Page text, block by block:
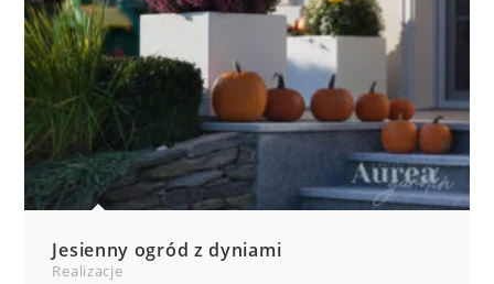
Jesienny ogród z dyniami
Realizacje